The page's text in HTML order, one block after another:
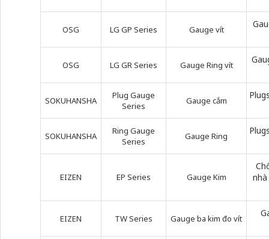
OSG LG GP Series Gauge vít
OSG LG GR Series Gauge Ring vít
SOKUHANSHA
Plug Gauge
Series
Gauge cắm
SOKUHANSHA
Ring Gauge
Series
Gauge Ring
EIZEN EP Series Gauge Kim
EIZEN TW Series Gauge ba kim đo vít